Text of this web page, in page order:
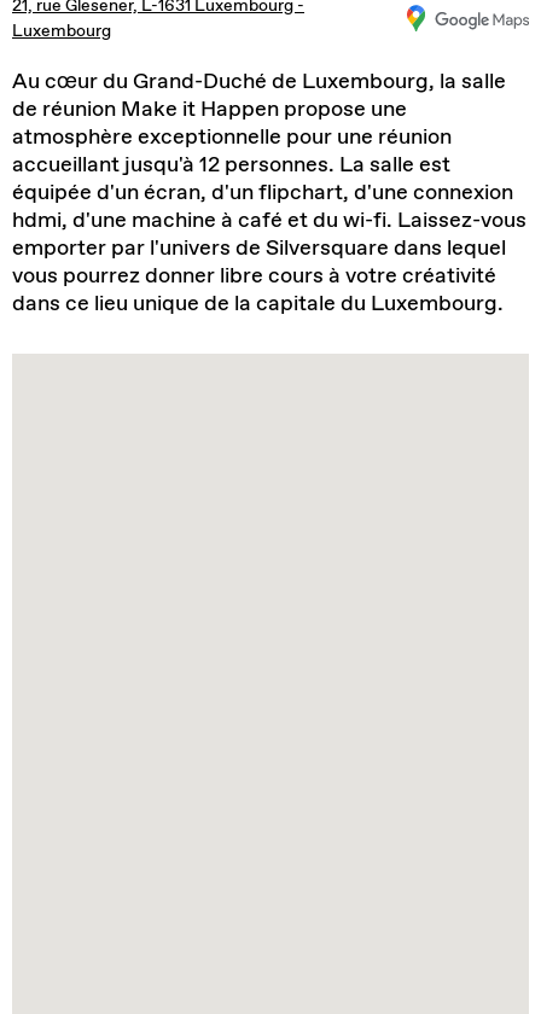
21, rue Glesener, L-1631 Luxembourg -
Luxembourg
Au cœur du Grand-Duché de Luxembourg, la salle
de réunion Make it Happen propose une
atmosphère exceptionnelle pour une réunion
accueillant jusqu'à 12 personnes. La salle est
équipée d'un écran, d'un flipchart, d'une connexion
hdmi, d'une machine à café et du wi-fi. Laissez-vous
emporter par l'univers de Silversquare dans lequel
vous pourrez donner libre cours à votre créativité
dans ce lieu unique de la capitale du Luxembourg.